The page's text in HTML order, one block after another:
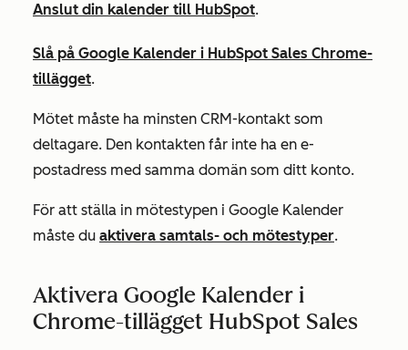
Anslut din kalender till HubSpot.
Slå på Google Kalender i HubSpot Sales Chrome-
tillägget.
Mötet måste ha minsten CRM-kontakt som
deltagare. Den kontakten får inte ha en e-
postadress med samma domän som ditt konto.
För att ställa in mötestypen i Google Kalender
måste du aktivera samtals- och mötestyper.
Aktivera Google Kalender i
Chrome-tillägget HubSpot Sales